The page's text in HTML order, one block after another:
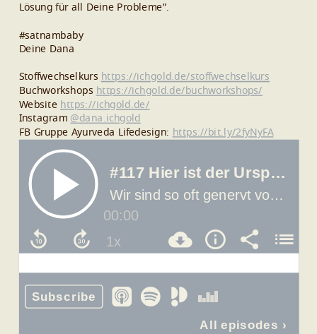
Lösung für all Deine Probleme”.
#satnambaby
Deine Dana
Stoffwechselkurs https://ichgold.de/stoffwechselkurs
Buchworkshops https://ichgold.de/buchworkshops/
Website https://ichgold.de/
Instagram @dana.ichgold
FB Gruppe Ayurveda Lifedesign: https://bit.ly/2fyNyFA